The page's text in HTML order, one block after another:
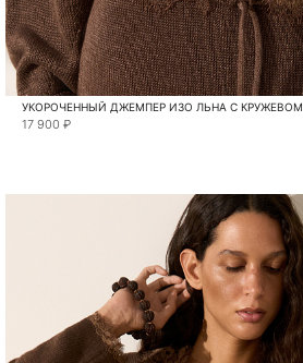
УКОРОЧЕННЫЙ ДЖЕМПЕР ИЗО ЛЬНА С КРУЖЕВОМ
17 900 ₽